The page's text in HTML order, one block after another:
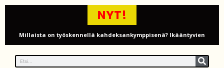
NYT!
Millaista on työskennellä kahdeksankymppisenä? Ikääntyvien